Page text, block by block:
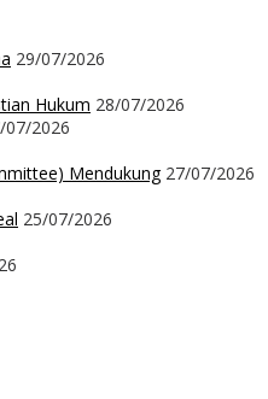
29/07/2026
Hukum 28/07/2026
07/2026
Mendukung 27/07/2026
25/07/2026